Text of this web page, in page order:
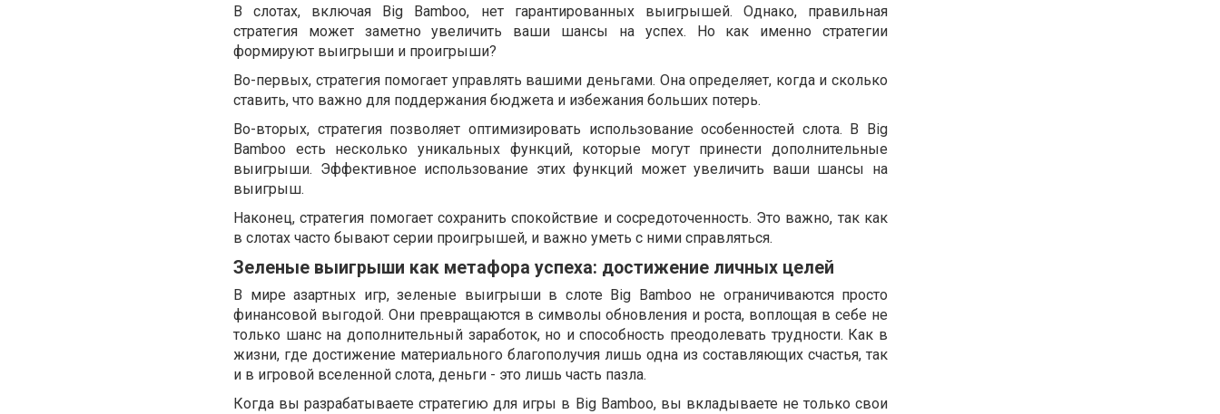
В слотах, включая Big Bamboo, нет гарантированных выигрышей. Однако, правильная
стратегия может заметно увеличить ваши шансы на успех. Но как именно стратегии
формируют выигрыши и проигрыши?
Во-первых, стратегия помогает управлять вашими деньгами. Она определяет, когда и сколько
ставить, что важно для поддержания бюджета и избежания больших потерь.
Во-вторых, стратегия позволяет оптимизировать использование особенностей слота. В Big
Bamboo есть несколько уникальных функций, которые могут принести дополнительные
выигрыши. Эффективное использование этих функций может увеличить ваши шансы на
выигрыш.
Наконец, стратегия помогает сохранить спокойствие и сосредоточенность. Это важно, так как
в слотах часто бывают серии проигрышей, и важно уметь с ними справляться.
Зеленые выигрыши как метафора успеха: достижение личных целей
В мире азартных игр, зеленые выигрыши в слоте Big Bamboo не ограничиваются просто
финансовой выгодой. Они превращаются в символы обновления и роста, воплощая в себе не
только шанс на дополнительный заработок, но и способность преодолевать трудности. Как в
жизни, где достижение материального благополучия лишь одна из составляющих счастья, так
и в игровой вселенной слота, деньги - это лишь часть пазла.
Когда вы разрабатываете стратегию для игры в Big Bamboo, вы вкладываете не только свои